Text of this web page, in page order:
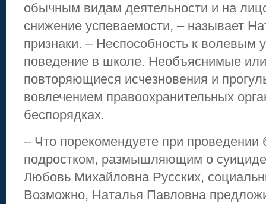
обычным видам деятельности и на
снижение успеваемости, – называет
признаки. – Неспособность к волевым
поведение в школе. Необъяснимые
повторяющиеся исчезновения и
вовлечением правоохранительных
беспорядках.
– Что порекомендуете при проведении
подростком, размышляющим о
Любовь Михайловна Русских,
Возможно, Наталья Павловна